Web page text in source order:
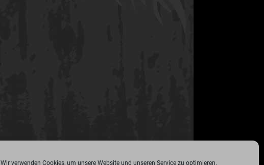
Wir verwenden Cookies, um unsere Website und unseren Service zu optimieren.